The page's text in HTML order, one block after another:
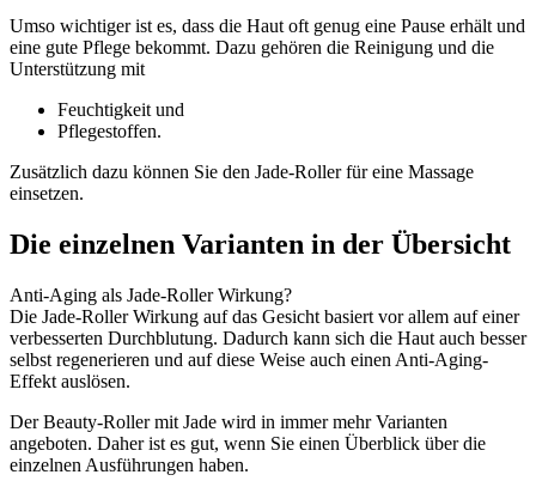
Umso wichtiger ist es, dass die Haut oft genug eine Pause erhält und
eine gute Pflege bekommt. Dazu gehören die Reinigung und die
Unterstützung mit
Feuchtigkeit und
Pflegestoffen.
Zusätzlich dazu können Sie den Jade-Roller für eine Massage
einsetzen.
Die einzelnen Varianten in der Übersicht
Anti-Aging als Jade-Roller Wirkung?
Die Jade-Roller Wirkung auf das Gesicht basiert vor allem auf einer
verbesserten Durchblutung. Dadurch kann sich die Haut auch besser
selbst regenerieren und auf diese Weise auch einen Anti-Aging-
Effekt auslösen.
Der Beauty-Roller mit Jade wird in immer mehr Varianten
angeboten. Daher ist es gut, wenn Sie einen Überblick über die
einzelnen Ausführungen haben.